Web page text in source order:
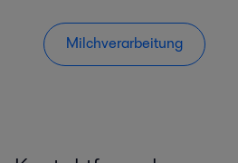
Milchverarbeitung